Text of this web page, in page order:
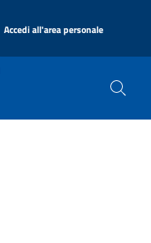
Accedi all'area personale